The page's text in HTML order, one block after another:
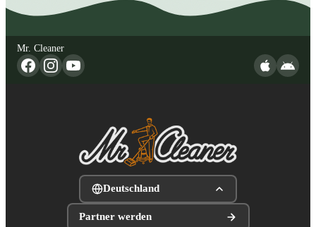
Mr. Cleaner
Deutschland
Partner werden